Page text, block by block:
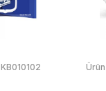
KB010102